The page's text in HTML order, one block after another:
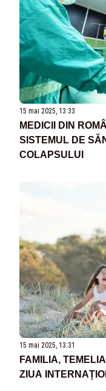
15 mai 2025, 13:33
MEDICII DIN
SISTEMUL DE
COLAPSULUI
15 mai 2025, 13:31
FAMILIA,
ZIUA